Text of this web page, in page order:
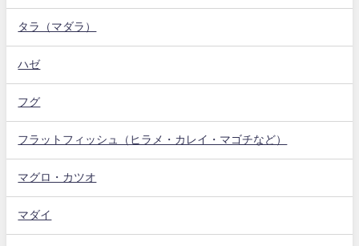
タラ（マダラ）
ハゼ
フグ
フラットフィッシュ（ヒラメ・カレイ・マゴチなど）
マグロ・カツオ
マダイ